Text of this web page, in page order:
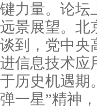
键力量。论坛
远景展望。北
谈到，党中央
进信息技术应
于历史机遇期
弹一星”精神